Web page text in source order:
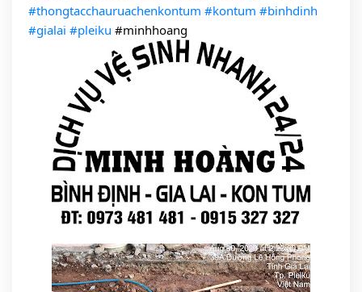
#thongtacchauruachenkontum #kontum #binhdinh
#gialai #pleiku #minhhoang